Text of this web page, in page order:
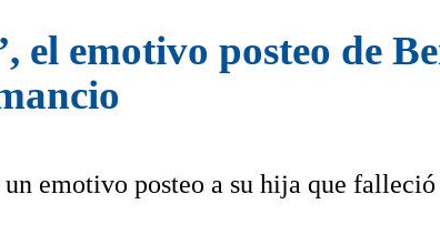
el emotivo posteo de
emotivo posteo a su hija que falleció